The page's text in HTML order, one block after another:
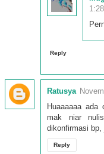
Reply
Ratusya
Huaaaaaa
mak niar
dikonfirmasi bp,
Reply